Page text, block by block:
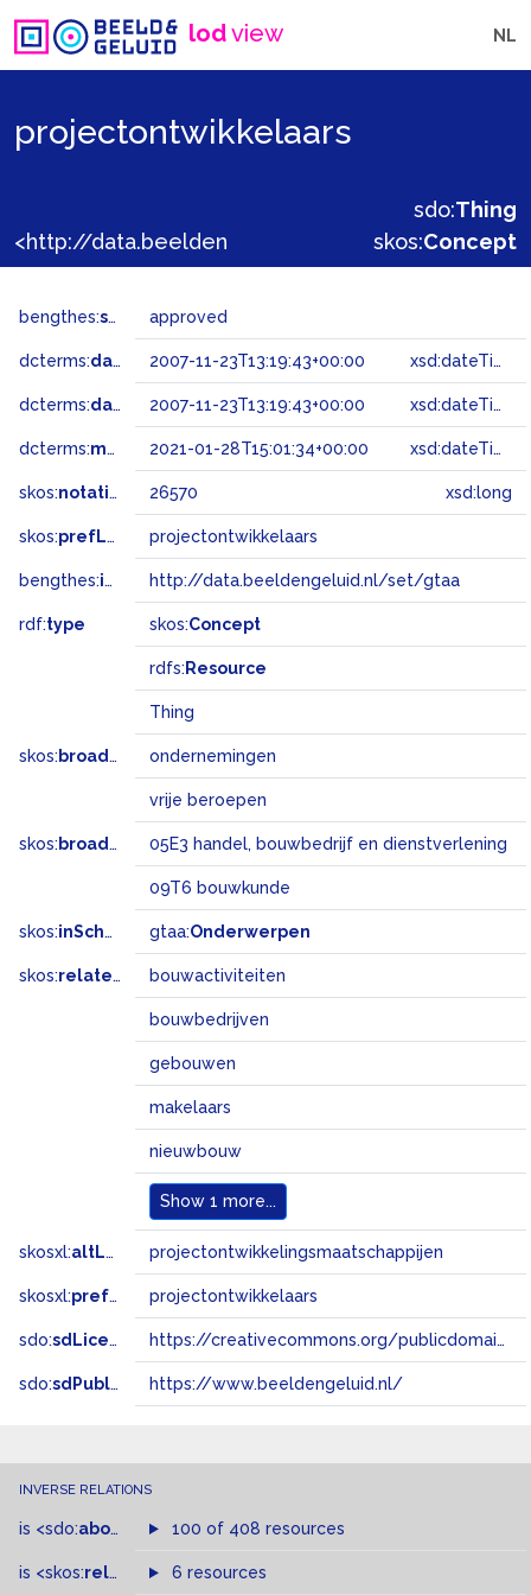
lodview NL
projectontwikkelaars
sdo:Thing
skos:Concept
bengthes:status approved
dcterms:dateAccepted 2007-11-23T13:19:43+00:00 xsd:dateTime
dcterms:dateSubmitted 2007-11-23T13:19:43+00:00 xsd:dateTime
dcterms:modified 2021-01-28T15:01:34+00:00 xsd:dateTime
skos:notation 26570 xsd:long
skos:prefLabel projectontwikkelaars
bengthes:inSet http://data.beeldengeluid.nl/set/gtaa
rdf:type skos:Concept
rdfs: Resource
Thing
skos: broader ondernemingen
vrije beroepen
skos: broadMatch 05E3 handel, bouwbedrijf en dienstverlening
09T6 bouwkunde
skos:inScheme gtaa:Onderwerpen
skos:related bouwactiviteiten
bouwbedrijven
gebouwen
makelaars
nieuwbouw
Show 1 more...
skosxl:altLabel projectontwikkelingsmaatschappijen
skosxl:prefLabel projectontwikkelaars
sdo:sdLicense https://creativecommons.org/publicdomain/zero/1.0/
sdo:sdPublisher https://www.beeldengeluid.nl/
INVERSE RELATIONS
is <sdo:about of 100 of 408 resources
is <skos:related > of
6 resources